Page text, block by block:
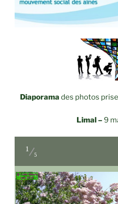
Diaporama des photos
Limal –9
1
5